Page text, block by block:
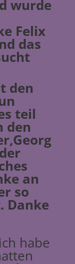
wurde
Felix
das
den
teil
den
an
so
Danke
habe